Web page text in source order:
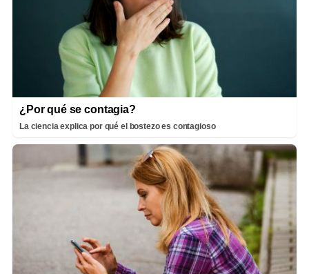
¿Por qué se contagia?
La ciencia explica por qué el bostezo es contagioso